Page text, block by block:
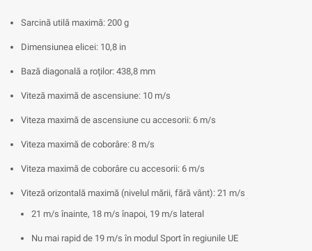
Sarcină utilă maximă: 200 g
Dimensiunea elicei: 10,8 in
Bază diagonală a roților: 438,8 mm
Viteză maximă de ascensiune: 10 m/s
Viteza maximă de ascensiune cu accesorii: 6 m/s
Viteza maximă de coborâre: 8 m/s
Viteza maximă de coborâre cu accesorii: 6 m/s
Viteză orizontală maximă (nivelul mării, fără vânt): 21 m/s
21 m/s înainte, 18 m/s înapoi, 19 m/s lateral
Nu mai rapid de 19 m/s în modul Sport în regiunile UE